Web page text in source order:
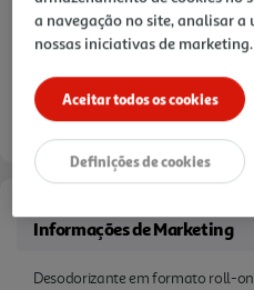
Informações de Marketing
Desodorizante em formato roll-
a navegação no site, analisar
nossas iniciativas de marketing.
Aceitar todos os cookies
Definições de cookies